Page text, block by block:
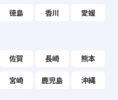
徳島 香川 愛媛
佐賀 長崎 熊本
宮崎 鹿児島 沖縄